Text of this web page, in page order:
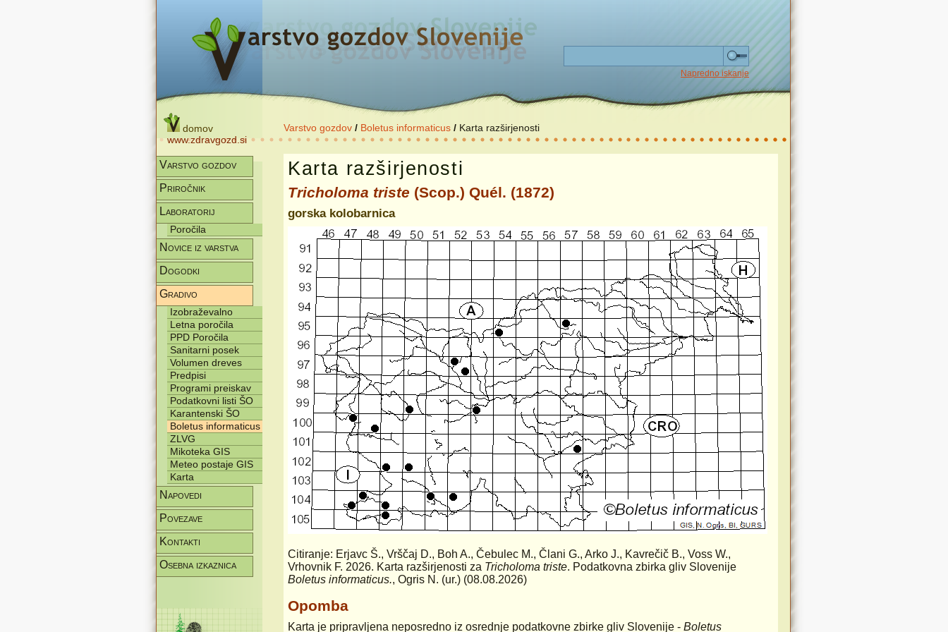
Napredno iskanje
domov
www.zdravgozd.si
Varstvo gozdov / Boletus informaticus / Karta razširjenosti
Varstvo gozdov
Priročnik
Laboratorij
Poročila
Novice iz varstva
Dogodki
Gradivo
Izobraževalno
Letna poročila
PPD Poročila
Sanitarni posek
Volumen dreves
Predpisi
Programi preiskav
Podatkovni listi ŠO
Karantenski ŠO
Boletus informaticus
ZLVG
Mikoteka GIS
Meteo postaje GIS
Karta
Napovedi
Povezave
Kontakti
Osebna izkaznica
Karta razširjenosti
Tricholoma triste (Scop.) Quél. (1872)
gorska kolobarnica
Citiranje: Erjavc Š., Vrščaj D., Boh A., Čebulec M., Člani G., Arko J., Kavrečič B., Voss W.,
Vrhovnik F. 2026. Karta razširjenosti za Tricholoma triste. Podatkovna zbirka gliv Slovenije
Boletus informaticus., Ogris N. (ur.) (08.08.2026)
Opomba
Karta je pripravljena neposredno iz osrednje podatkovne zbirke gliv Slovenije - Boletus